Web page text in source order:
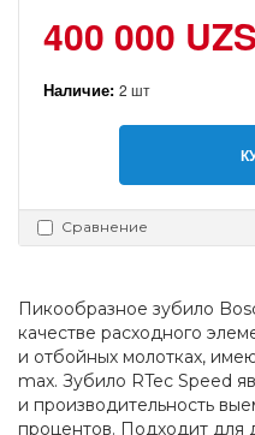
400 000 UZS
Наличие: 2 шт
Сравнение
Пикообразное зубило
качестве расходного
и отбойных молотках,
max. Зубило RTec Speed
и производительность
процентов. Подходит